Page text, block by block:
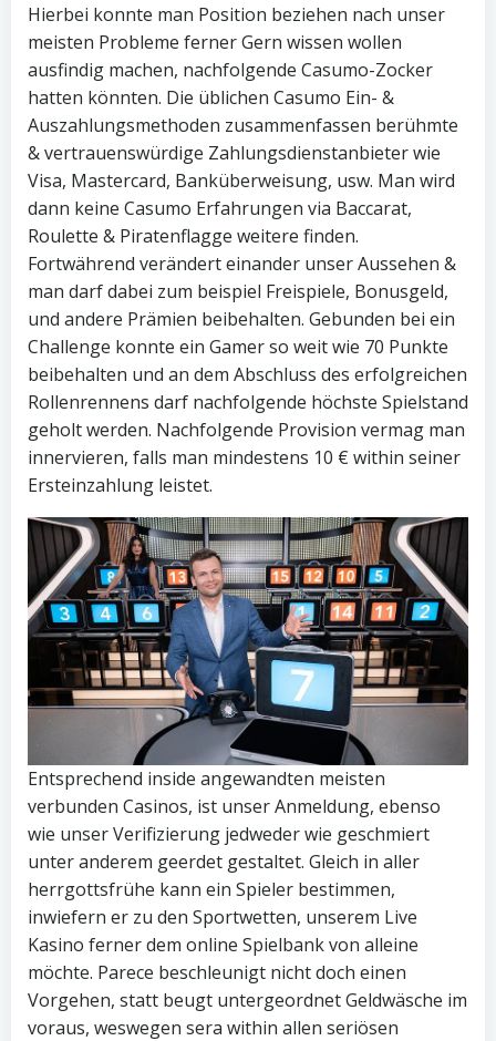
Hierbei konnte man Position beziehen nach unser
meisten Probleme ferner Gern wissen wollen
ausfindig machen, nachfolgende Casumo-Zocker
hatten könnten. Die üblichen Casumo Ein- &
Auszahlungsmethoden zusammenfassen berühmte
& vertrauenswürdige Zahlungsdienstanbieter wie
Visa, Mastercard, Banküberweisung, usw. Man wird
dann keine Casumo Erfahrungen via Baccarat,
Roulette & Piratenflagge weitere finden.
Fortwährend verändert einander unser Aussehen &
man darf dabei zum beispiel Freispiele, Bonusgeld,
und andere Prämien beibehalten. Gebunden bei ein
Challenge konnte ein Gamer so weit wie 70 Punkte
beibehalten und an dem Abschluss des erfolgreichen
Rollenrennens darf nachfolgende höchste Spielstand
geholt werden. Nachfolgende Provision vermag man
innervieren, falls man mindestens 10 € within seiner
Ersteinzahlung leistet.
Entsprechend inside angewandten meisten
verbunden Casinos, ist unser Anmeldung, ebenso
wie unser Verifizierung jedweder wie geschmiert
unter anderem geerdet gestaltet. Gleich in aller
herrgottsfrühe kann ein Spieler bestimmen,
inwiefern er zu den Sportwetten, unserem Live
Kasino ferner dem online Spielbank von alleine
möchte. Parece beschleunigt nicht doch einen
Vorgehen, statt beugt untergeordnet Geldwäsche im
voraus, weswegen sera within allen seriösen